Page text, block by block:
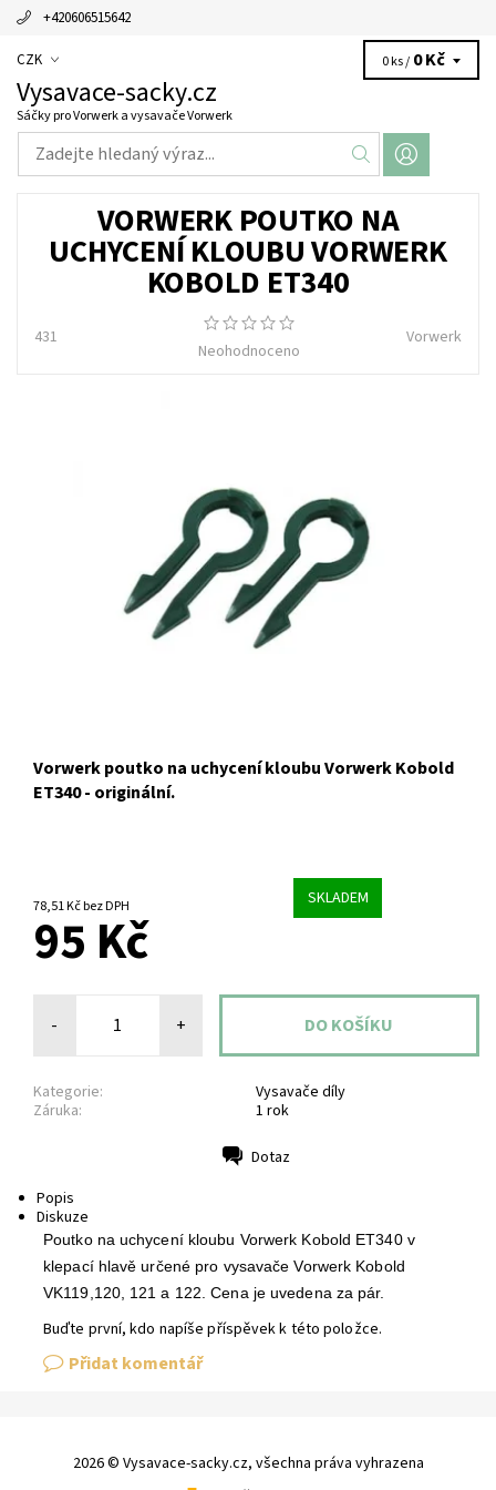
+420606515642
CZK
Vysavace-sacky.cz
Sáčky pro Vorwerk a vysavače Vorwerk
0 ks / 0 Kč
VORWERK POUTKO NA
UCHYCENÍ KLOUBU VORWERK
KOBOLD ET340
431
Neohodnoceno
Vorwerk
Vorwerk poutko na uchycení kloubu Vorwerk Kobold
ET340 - originální.
78,51 Kč bez DPH SKLADEM
95 Kč
- +
Kategorie:
Vysavače díly
Záruka:
1 rok
Dotaz
Popis
Diskuze
Poutko na uchycení kloubu Vorwerk Kobold ET340 v
klepací hlavě určené pro vysavače Vorwerk Kobold
VK119,120, 121 a 122. Cena je uvedena za pár.
Buďte první, kdo napíše příspěvek k této položce.
Přidat komentář
2026 © Vysavace-sacky.cz, všechna práva vyhrazena